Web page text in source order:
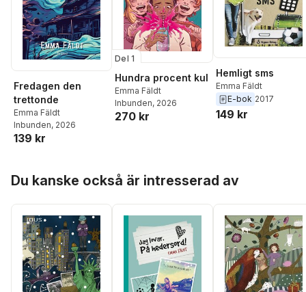
Fredagen den
trettonde
Emma Fäldt
Inbunden, 2026
139 kr
Del 1
Hundra procent kul
Emma Fäldt
Inbunden, 2026
270 kr
Hemligt sms
Emma Fäldt
E-bok 2017
149 kr
Du kanske också är intresserad av